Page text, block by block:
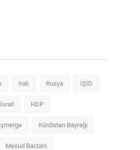
Irak Rusya IŞİD
İsrail HDP
Kürdistan Bayrağı
Mesud Barzani